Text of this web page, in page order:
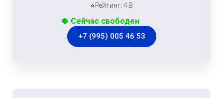
⭐Рейтинг: 4.8
Сейчас свободен
+7 (995) 005 46 53